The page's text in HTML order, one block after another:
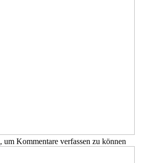
, um Kommentare verfassen zu können